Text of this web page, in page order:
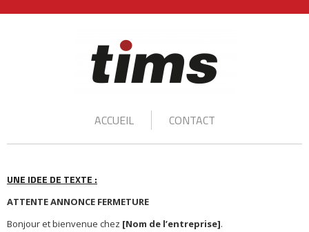
ACCUEIL CONTACT
UNE IDEE DE TEXTE :
ATTENTE ANNONCE FERMETURE
Bonjour et bienvenue chez [Nom de l’entreprise].